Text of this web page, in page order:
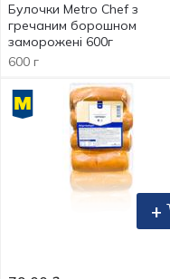
Булочки Metro Chef з
гречаним борошном
заморожені 600г
600 г
+